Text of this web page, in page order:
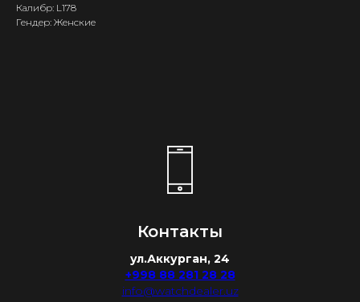
Калибр: L178
Гендер: Женские
Контакты
ул.Аккурган, 24
+998 88 281 28 28
info@watchdealer.uz